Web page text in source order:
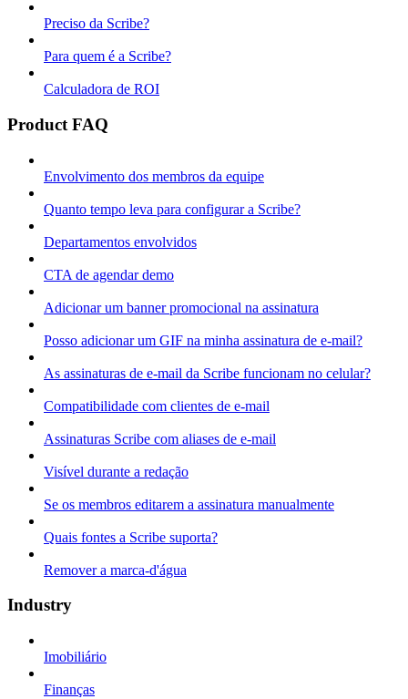
Preciso da Scribe?
Para quem é a Scribe?
Calculadora de ROI
Product FAQ
Envolvimento dos membros da equipe
Quanto tempo leva para configurar a Scribe?
Departamentos envolvidos
CTA de agendar demo
Adicionar um banner promocional na assinatura
Posso adicionar um GIF na minha assinatura de e-mail?
As assinaturas de e-mail da Scribe funcionam no celular?
Compatibilidade com clientes de e-mail
Assinaturas Scribe com aliases de e-mail
Visível durante a redação
Se os membros editarem a assinatura manualmente
Quais fontes a Scribe suporta?
Remover a marca-d'água
Industry
Imobiliário
Finanças